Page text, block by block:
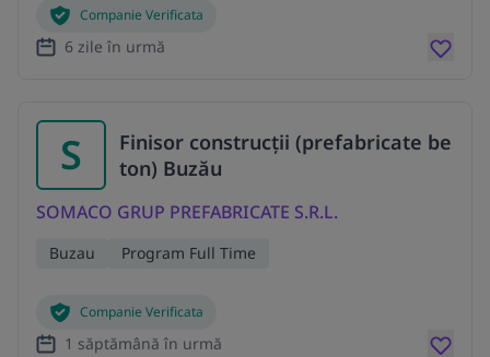
Companie Verificata
6 zile în urmă
S
Finisor construcții (prefabricate be
ton) Buzău
SOMACO GRUP PREFABRICATE S.R.L.
Buzau Program Full Time
Companie Verificata
1 săptămână în urmă